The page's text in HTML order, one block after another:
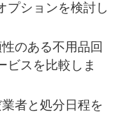
プションを検討し
のある不用品回
ビスを比較しま
者と処分日程を